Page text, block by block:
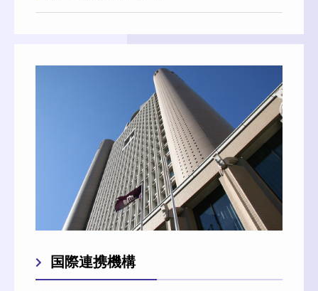
国際連携機構